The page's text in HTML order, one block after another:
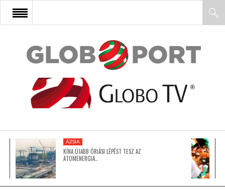
FŐOLDAL
AFRIKA
ÁZSIA
ÁZSIA
KÍNA ÚJABB ÓRIÁSI LÉPÉST TESZ AZ
ATOMENERGIA…